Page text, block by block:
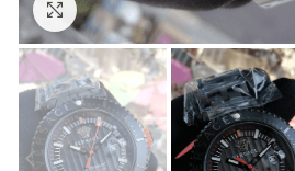
Görseli Büyütün